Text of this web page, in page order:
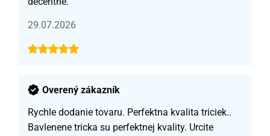
29.07.2026
Overený zákazník
Rychle dodanie tovaru. Perfektna kvalita triciek..
Bavlenene tricka su perfektnej kvality. Urcite